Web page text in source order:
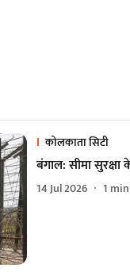
कोलकाता सिटी
बंगाल: सीमा
14 Jul 2026 1